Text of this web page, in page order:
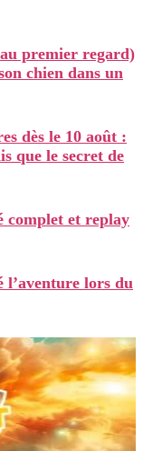
premier regard)
chien dans un
dès le 10 août :
que le secret de
complet et replay
l’aventure lors du